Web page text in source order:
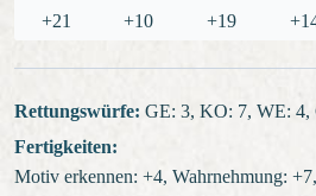
+21
+10 +19
Rettungswürfe: GE: 3, KO: 7, WE: 4,
Fertigkeiten:
Motiv erkennen: +4, Wahrnehmung: